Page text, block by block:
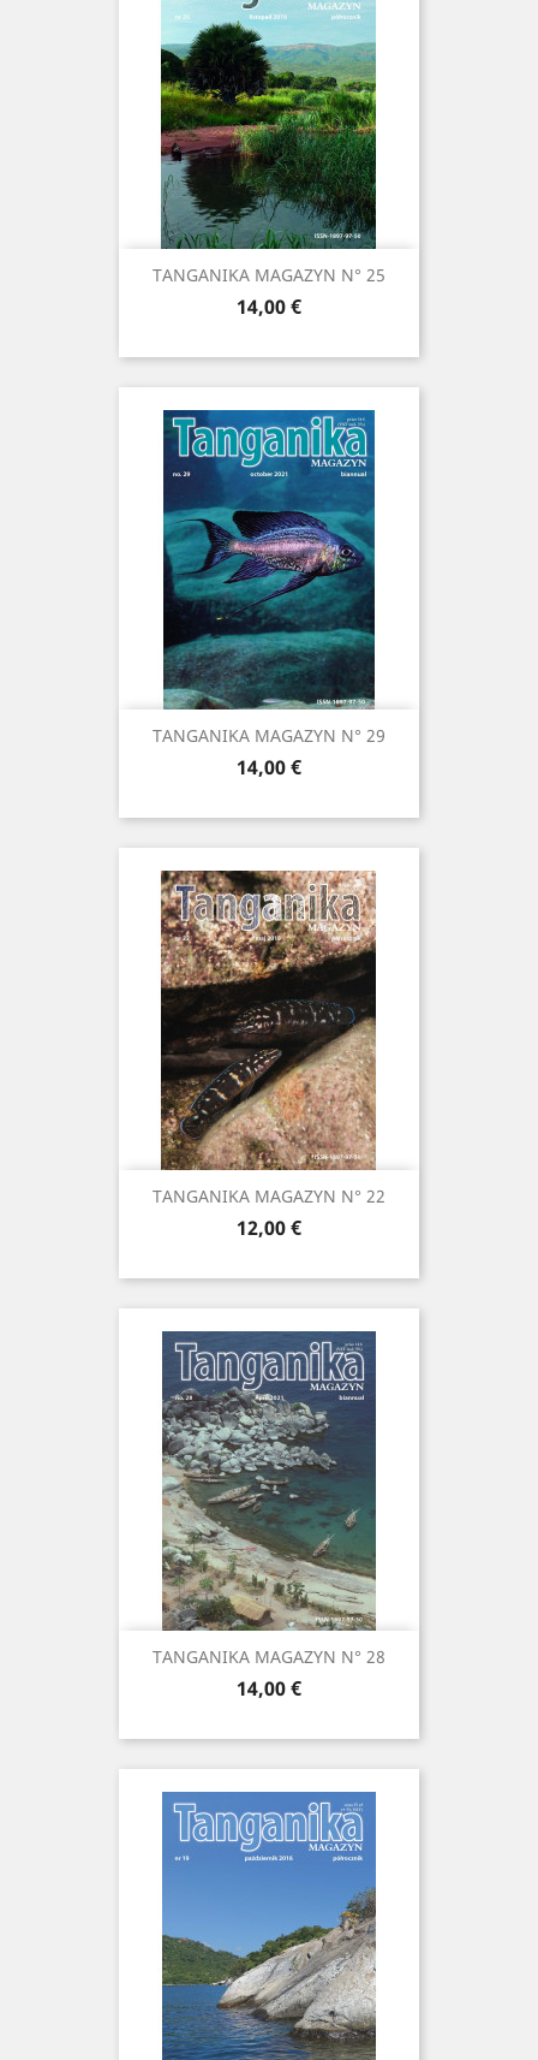
TANGANIKA MAGAZYN N° 25
Prix
14,00 €
TANGANIKA MAGAZYN N° 29
Prix
14,00 €
TANGANIKA MAGAZYN N° 22
Prix
12,00 €
TANGANIKA MAGAZYN N° 28
Prix
14,00 €